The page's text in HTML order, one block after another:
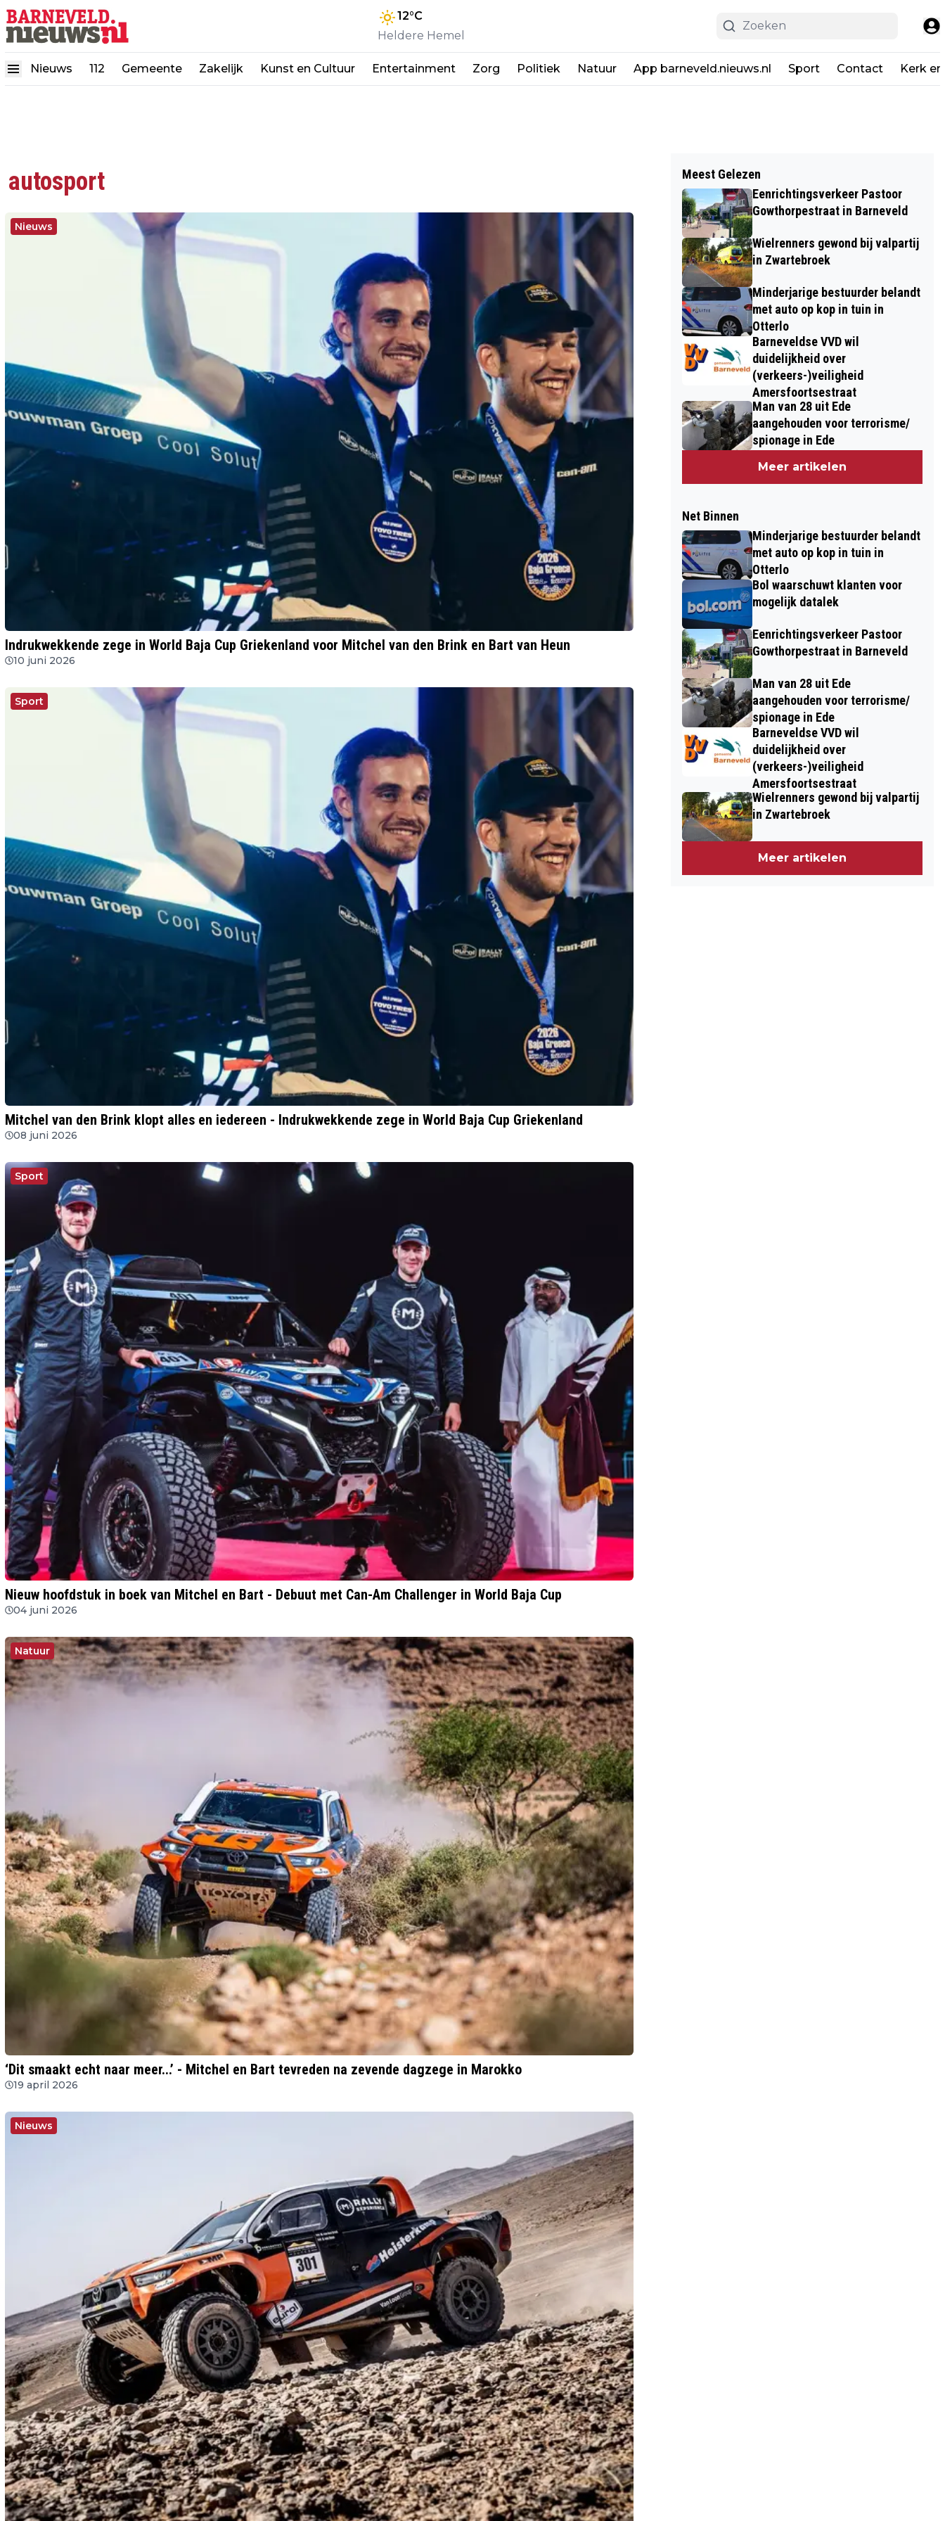
12°C
Heldere Hemel
Nieuws 112 Gemeente Zakelijk Kunst en Cultuur Entertainment Zorg Politiek Natuur App barneveld.nieuws.nl Sport Contact Kerk
autosport
Nieuws
Indrukwekkende zege in World Baja Cup Griekenland voor Mitchel van den Brink en Bart van Heun
10 juni 2026
Sport
Mitchel van den Brink klopt alles en iedereen - Indrukwekkende zege in World Baja Cup Griekenland
08 juni 2026
Sport
Nieuw hoofdstuk in boek van Mitchel en Bart - Debuut met Can-Am Challenger in World Baja Cup
04 juni 2026
Natuur
‘Dit smaakt echt naar meer...’ - Mitchel en Bart tevreden na zevende dagzege in Marokko
19 april 2026
Nieuws
Meest Gelezen
Eenrichtingsverkeer Pastoor
Gowthorpestraat in Barneveld
Wielrenners gewond bij valpartij
in Zwartebroek
Minderjarige bestuurder belandt
met auto op kop in tuin in
Otterlo
Barneveldse VVD wil
duidelijkheid over
(verkeers-)veiligheid
Amersfoortsestraat
Man van 28 uit Ede
aangehouden voor terrorisme/
spionage in Ede
Meer artikelen
Net Binnen
Minderjarige bestuurder belandt
met auto op kop in tuin in
Otterlo
Bol waarschuwt klanten voor
mogelijk datalek
Eenrichtingsverkeer Pastoor
Gowthorpestraat in Barneveld
Man van 28 uit Ede
aangehouden voor terrorisme/
spionage in Ede
Barneveldse VVD wil
duidelijkheid over
(verkeers-)veiligheid
Amersfoortsestraat
Wielrenners gewond bij valpartij
in Zwartebroek
Meer artikelen